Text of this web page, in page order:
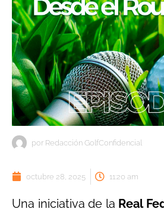
por Redacción GolfConfidencial
octubre 28, 2025 11:20 am
Una iniciativa de la Real